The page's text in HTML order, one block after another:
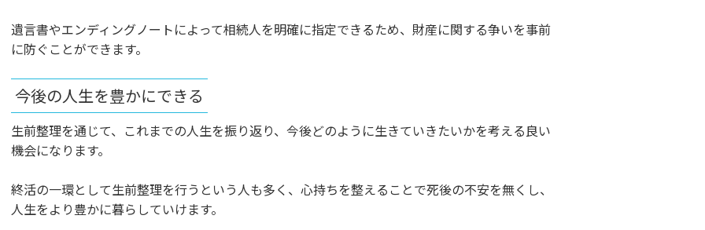
遺言書やエンディングノートによって相続人を明確に指定できるため、財産に関する争いを事前
に防ぐことができます。
今後の人生を豊かにできる
生前整理を通じて、これまでの人生を振り返り、今後どのように生きていきたいかを考える良い
機会になります。
終活の一環として生前整理を行うという人も多く、心持ちを整えることで死後の不安を無くし、
人生をより豊かに暮らしていけます。